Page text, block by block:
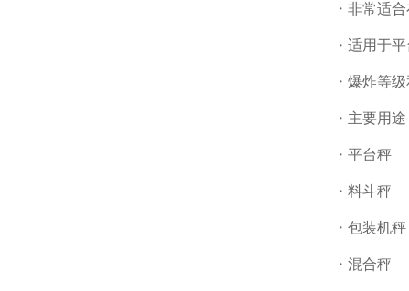
・非常适
・适用于
・爆炸等
・主要用途
・平台秤
・料斗秤
・包装机秤
・混合秤